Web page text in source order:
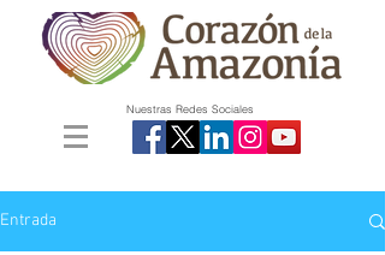
Nuestras Redes Sociales
Entrada